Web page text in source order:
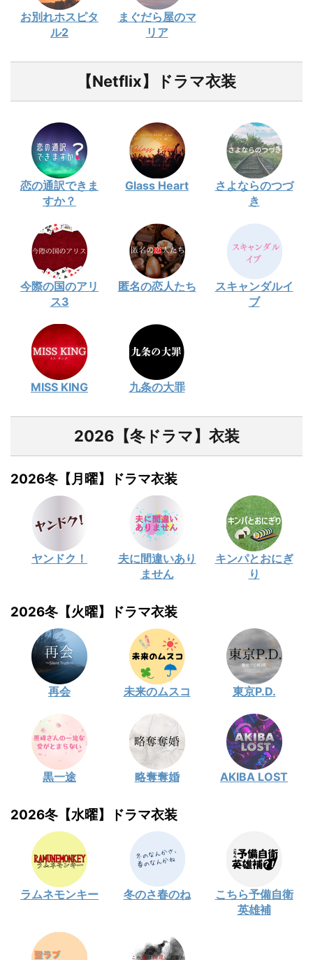
お別れホスピタ
ル2
まぐだら屋のマ
リア
【Netflix】ドラマ衣装
恋の通訳できま
すか？
Glass Heart
さよならのつづ
き
今際の国のアリ
ス3
匿名の恋人たち
スキャンダルイ
ブ
MISS KING 九条の大罪
2026【冬ドラマ】衣装
2026冬【月曜】ドラマ衣装
ヤンドク！
夫に間違いあり
ません
キンパとおにぎ
り
2026冬【火曜】ドラマ衣装
再会 未来のムスコ 東京P.D.
黒一途 略奪奪婚 AKIBA LOST
2026冬【水曜】ドラマ衣装
ラムネモンキー 冬のさ春のね
こちら予備自衛
英雄補